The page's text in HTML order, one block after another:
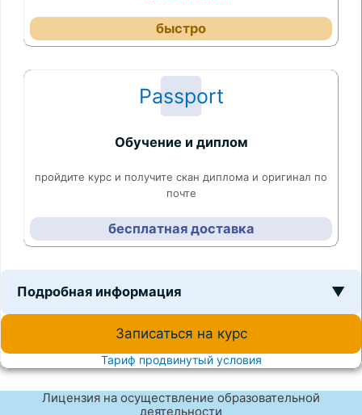
быстро
Passport
Обучение и диплом
пройдите курс и получите скан диплома и оригинал по
почте
бесплатная доставка
Подробная информация ▼
Записаться на курс
Тариф продвинутый условия
Лицензия на осуществление образовательной
деятельности